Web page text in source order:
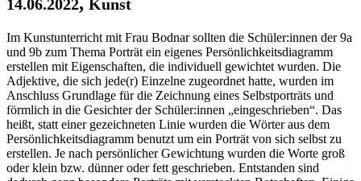
14.06.2022 Kunst
Im Kunstunterricht mit Frau Bodnar sollten die Schüler:innen der 9a
und 9b zum Thema Porträt ein eigenes Persönlichkeitsdiagramm
erstellen mit Eigenschaften, die individuell gewichtet wurden. Die
Adjektive, die sich jede(r) Einzelne zugeordnet hatte, wurden im
Anschluss Grundlage für die Zeichnung eines Selbstporträts und
förmlich in die Gesichter der Schüler:innen „eingeschrieben“. Das
heißt, statt einer gezeichneten Linie wurden die Wörter aus dem
Persönlichkeitsdiagramm benutzt um ein Porträt von sich selbst zu
erstellen. Je nach persönlicher Gewichtung wurden die Worte groß
oder klein bzw. dünner oder fett geschrieben. Entstanden sind